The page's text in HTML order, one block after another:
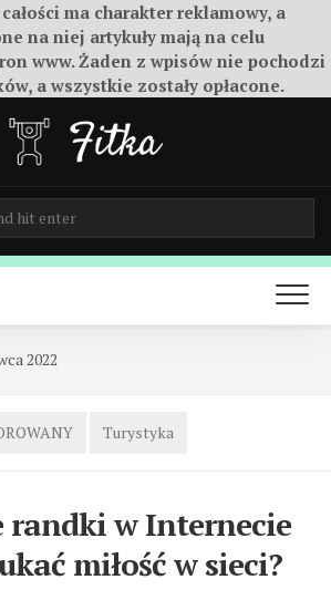
ma charakter reklamowy, a
na niej artykuły mają na celu
www. Żaden z wpisów nie pochodzi
a wszystkie zostały opłacone.
2022
Turystyka
w Internecie
miłość w sieci?